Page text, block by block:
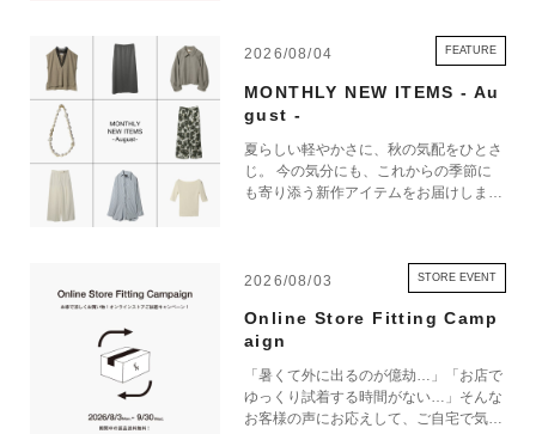
2026/08/04 FEATURE
MONTHLY NEW ITEMS - Au
gust -
夏らしい軽やかさに、秋の気配をひとさ
じ。 今の気分にも、これからの季節に
も寄り添う新作アイテムをお届けしま
2026/08/03 STORE EVENT
Online Store Fitting Camp
aign
「暑くて外に出るのが億劫…」「お店で
ゆっくり試着する時間がない…」そんな
お客様の声にお応えして、ご自宅で気軽